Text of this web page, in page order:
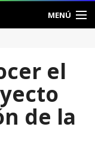
MENÚ
el
de la